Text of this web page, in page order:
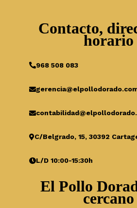
Contacto,
horario
968 508 083
C/Belgrado, 15, 30392
L/D 10:00-15:30h
El Pollo
cercano